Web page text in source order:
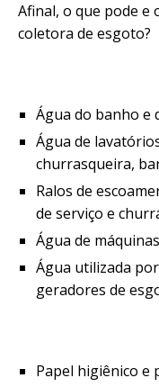
Afinal, o que pode e
coletora de esgoto?
Água do banho e
Água de
churrasqueira,
Ralos de
de serviço e
Água de
Água utilizada
geradores de
Papel higiênico e